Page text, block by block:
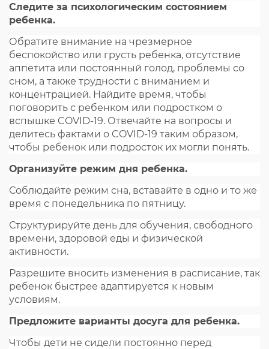
Следите за психологическим состоянием
ребенка.
Обратите внимание на чрезмерное
беспокойство или грусть ребенка, отсутствие
аппетита или постоянный голод, проблемы со
сном, а также трудности с вниманием и
концентрацией. Найдите время, чтобы
поговорить с ребенком или подростком о
вспышке COVID-19. Отвечайте на вопросы и
делитесь фактами о COVID-19 таким образом,
чтобы ребенок или подросток их могли понять.
Организуйте режим дня ребенка.
Соблюдайте режим сна, вставайте в одно и то же
время с понедельника по пятницу.
Структурируйте день для обучения, свободного
времени, здоровой еды и физической
активности.
Разрешите вносить изменения в расписание, так
ребенок быстрее адаптируется к новым
условиям.
Предложите варианты досуга для ребенка.
Чтобы дети не сидели постоянно перед